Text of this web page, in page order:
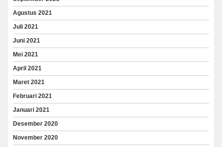
Agustus 2021
Juli 2021
Juni 2021
Mei 2021
April 2021
Maret 2021
Februari 2021
Januari 2021
Desember 2020
November 2020